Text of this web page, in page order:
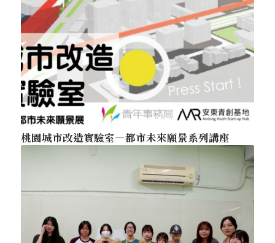
桃園城市改造實驗室—都市未來願景系列講座